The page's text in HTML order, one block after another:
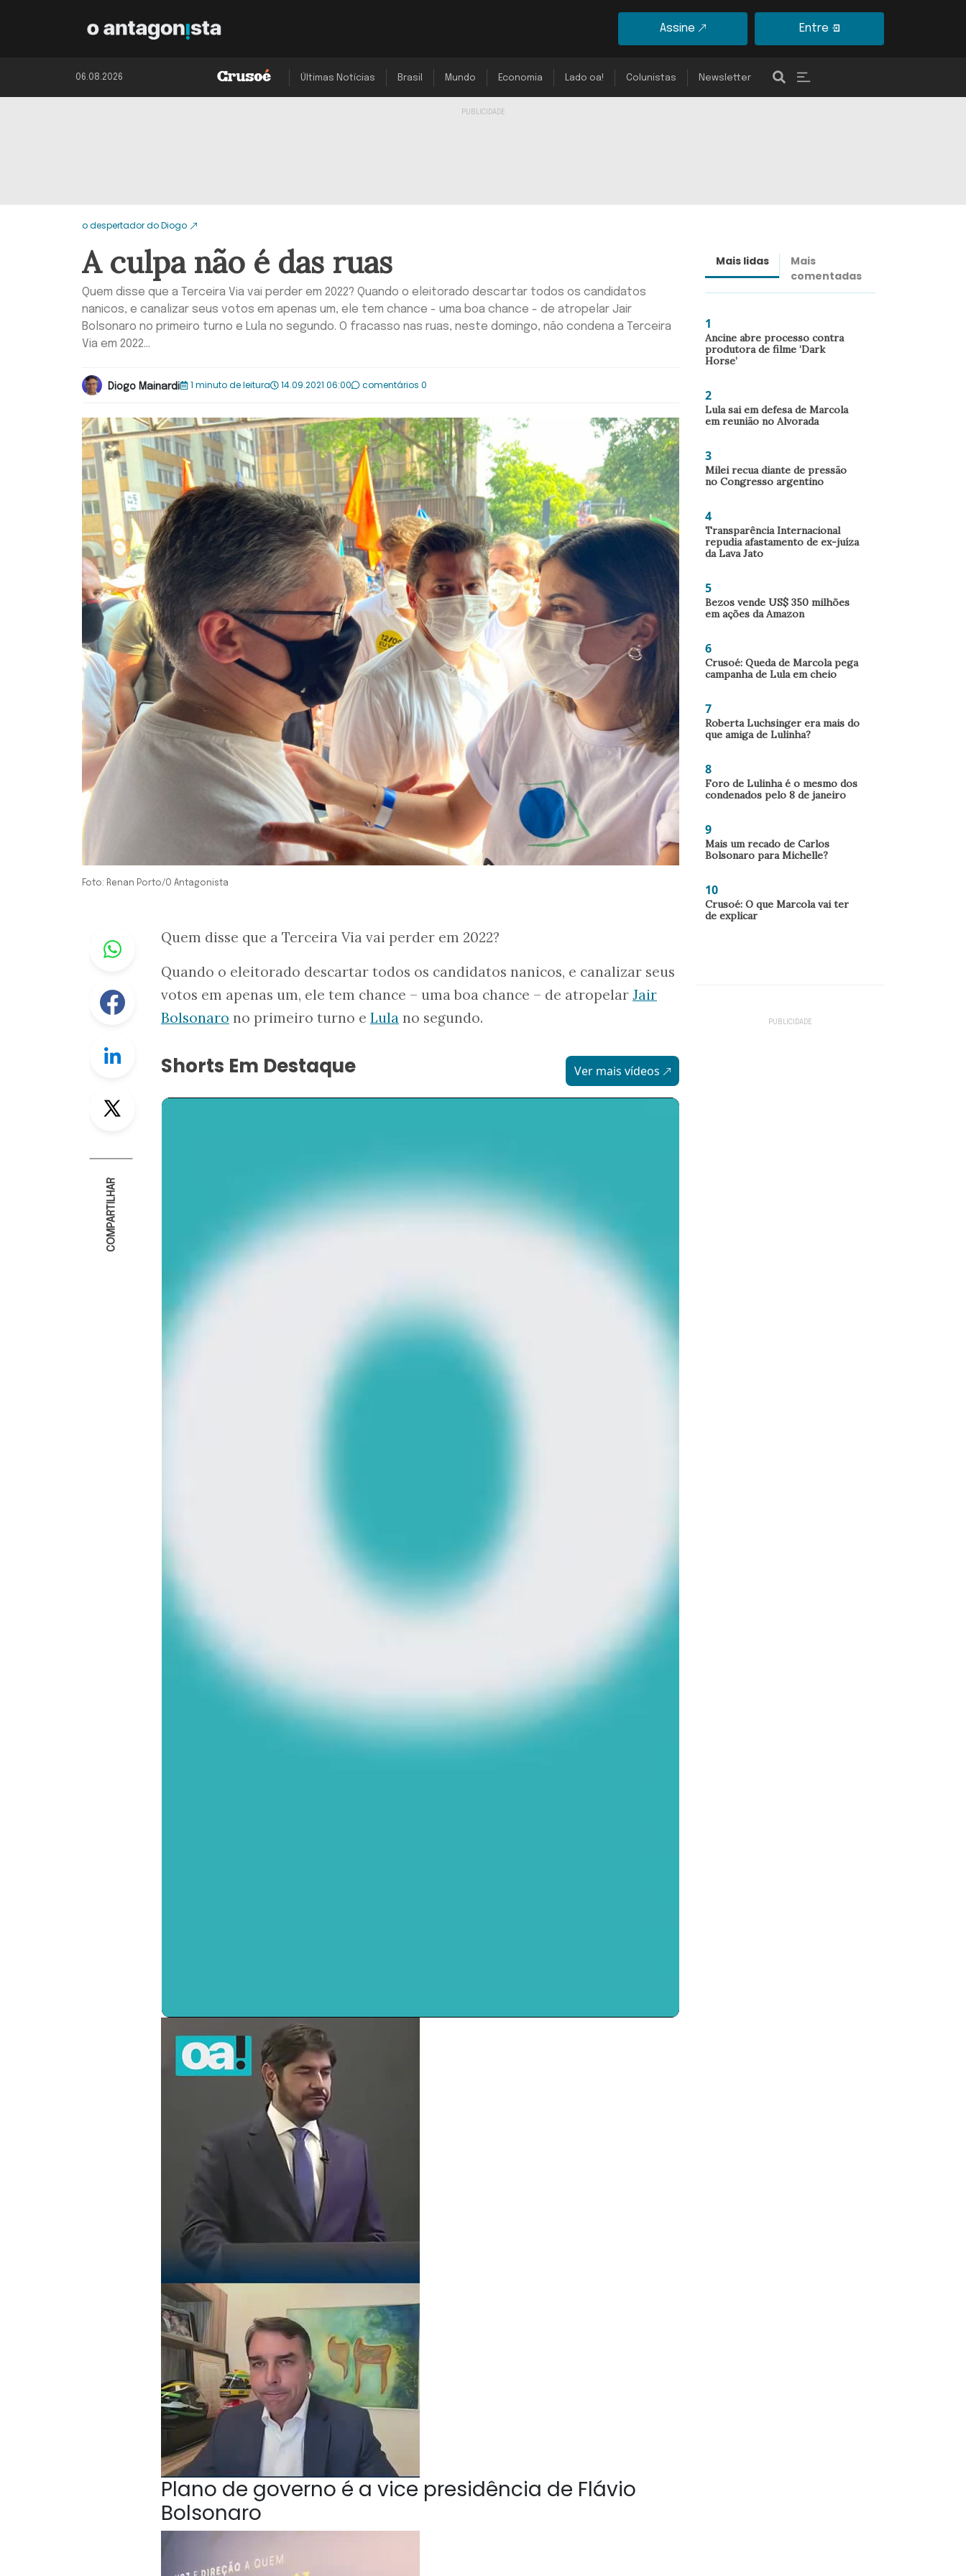
Assine Entre
06.08.2026 Últimas Notícias Brasil Mundo Economia Lado oa! Colunistas Newsletter
o despertador do Diogo
A culpa não é das ruas
Quem disse que a Terceira Via vai perder em 2022? Quando o eleitorado descartar todos os candidatos
nanicos, e canalizar seus votos em apenas um, ele tem chance - uma boa chance - de atropelar Jair
Bolsonaro no primeiro turno e Lula no segundo. O fracasso nas ruas, neste domingo, não condena a Terceira
Via em 2022...
Diogo Mainardi 1 minuto de leitura 14.09.2021 06:00 comentários 0
Foto: Renan Porto/O Antagonista
Whastapp
Facebook
Twitter
COMPARTILHAR
Quem disse que a Terceira Via vai perder em 2022?
Quando o eleitorado descartar todos os candidatos nanicos, e canalizar seus
votos em apenas um, ele tem chance – uma boa chance – de atropelar Jair
Bolsonaro no primeiro turno e Lula no segundo.
Shorts Em Destaque Ver mais vídeos
Plano de governo é a vice presidência de Flávio
Bolsonaro
Mais lidas
Mais
comentadas
1
Ancine abre processo contra
produtora de filme ‘Dark
Horse’
2
Lula sai em defesa de Marcola
em reunião no Alvorada
3
Milei recua diante de pressão
no Congresso argentino
4
Transparência Internacional
repudia afastamento de ex-juíza
da Lava Jato
5
Bezos vende US$ 350 milhões
em ações da Amazon
6
Crusoé: Queda de Marcola pega
campanha de Lula em cheio
7
Roberta Luchsinger era mais do
que amiga de Lulinha?
8
Foro de Lulinha é o mesmo dos
condenados pelo 8 de janeiro
9
Mais um recado de Carlos
Bolsonaro para Michelle?
10
Crusoé: O que Marcola vai ter
de explicar